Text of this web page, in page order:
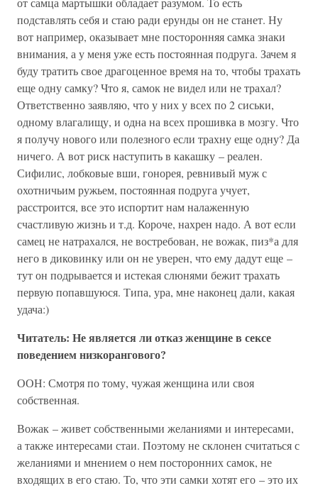
подставлять себя и стаю ради ерунды он не станет. Ну
вот например, оказывает мне посторонняя самка знаки
внимания, а у меня уже есть постоянная подруга. Зачем я
буду тратить свое драгоценное время на то, чтобы трахать
еще одну самку? Что я, самок не видел или не трахал?
Ответственно заявляю, что у них у всех по 2 сиськи,
одному влагалищу, и одна на всех прошивка в мозгу. Что
я получу нового или полезного если трахну еще одну? Да
ничего. А вот риск наступить в какашку – реален.
Сифилис, лобковые вши, гонорея, ревнивый муж с
охотничьим ружьем, постоянная подруга учует,
расстроится, все это испортит нам налаженную
счастливую жизнь и т.д. Короче, нахрен надо. А вот если
самец не натрахался, не востребован, не вожак, пиз*а для
него в диковинку или он не уверен, что ему дадут еще –
тут он подрывается и истекая слюнями бежит трахать
первую попавшуюся. Типа, ура, мне наконец дали, какая
удача:)
Читатель: Не является ли отказ женщине в сексе
поведением низкорангового?
ООН: Смотря по тому, чужая женщина или своя
собственная.
Вожак – живет собственными желаниями и интересами,
а также интересами стаи. Поэтому не склонен считаться с
желаниями и мнением о нем посторонних самок, не
входящих в его стаю. То, что эти самки хотят его – это их